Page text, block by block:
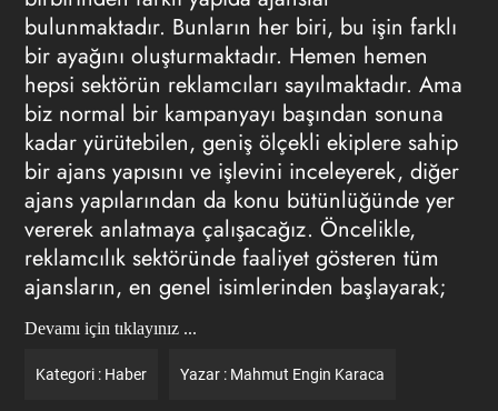
bulunmaktadır. Bunların her biri, bu işin farklı
bir ayağını oluşturmaktadır. Hemen hemen
hepsi sektörün reklamcıları sayılmaktadır. Ama
biz normal bir kampanyayı başından sonuna
kadar yürütebilen, geniş ölçekli ekiplere sahip
bir ajans yapısını ve işlevini inceleyerek, diğer
ajans yapılarından da konu bütünlüğünde yer
vererek anlatmaya çalışacağız. Öncelikle,
reklamcılık sektöründe faaliyet gösteren tüm
ajansların, en genel isimlerinden başlayarak;
Devamı için tıklayınız ...
Kategori : Haber Yazar : Mahmut Engin Karaca